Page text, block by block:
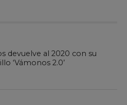
devuelve al 2020 con su
‘Vámonos 2.0’